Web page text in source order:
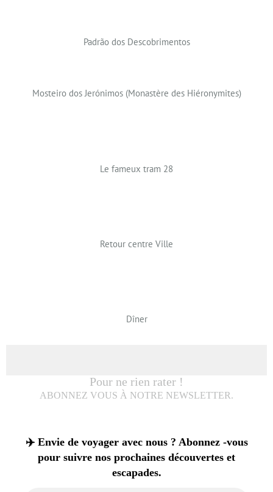
Padrão dos Descobrimentos
Mosteiro dos Jerónimos (Monastère des Hiéronymites)
Le fameux tram 28
Retour centre Ville
Dîner
Pour ne rien rater !
ABONNEZ VOUS À NOTRE NEWSLETTER.
✈️ Envie de voyager avec nous ? Abonnez -vous
pour suivre nos prochaines découvertes et
escapades.